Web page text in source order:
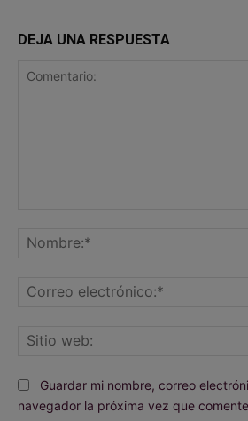
DEJA UNA RESPUESTA
Guardar mi nombre, correo
navegador la próxima vez que